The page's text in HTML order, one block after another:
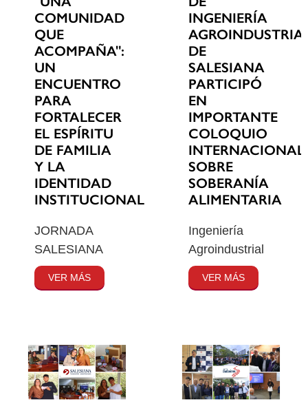
COMUNIDAD
QUE
ACOMPAÑA":
UN
ENCUENTRO
PARA
FORTALECER
EL ESPÍRITU
DE FAMILIA
Y LA
IDENTIDAD
INSTITUCIONAL
JORNADA
SALESIANA
VER MÁS
INGENIERÍA
DE
SALESIANA
PARTICIPÓ
EN
IMPORTANTE
COLOQUIO
INTERNACIONAL
SOBRE
SOBERANÍA
ALIMENTARIA
Ingeniería
Agroindustrial
VER MÁS